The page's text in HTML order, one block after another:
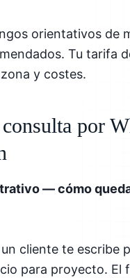
orientativos de
Tu tarifa
y costes.
por
— cómo
cliente te escribe
para proyecto. El